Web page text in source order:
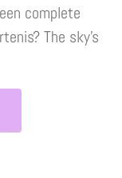
complete
The sky’s